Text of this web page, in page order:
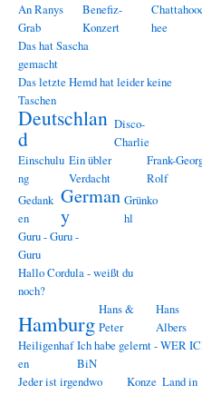
An Ranys
Grab
Benefiz-
Konzert
hee
Das hat Sascha
gemacht
Das letzte Hemd hat leider keine
Taschen
Deutschlan
d
Disco-
Charlie
Einschulu
ng
Ein übler
Verdacht
Frank-
Rolf
Gedank
en
German
y
Grünko
hl
Guru - Guru -
Guru
Hallo Cordula - weißt du
noch?
Hamburg
Hans &
Peter
Hans
Albers
Heiligenhaf
en
Ich habe gelernt - WER
BiN
Jeder ist irgendwo
Konze Land in